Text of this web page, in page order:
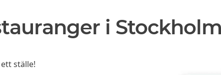
i
ställe!